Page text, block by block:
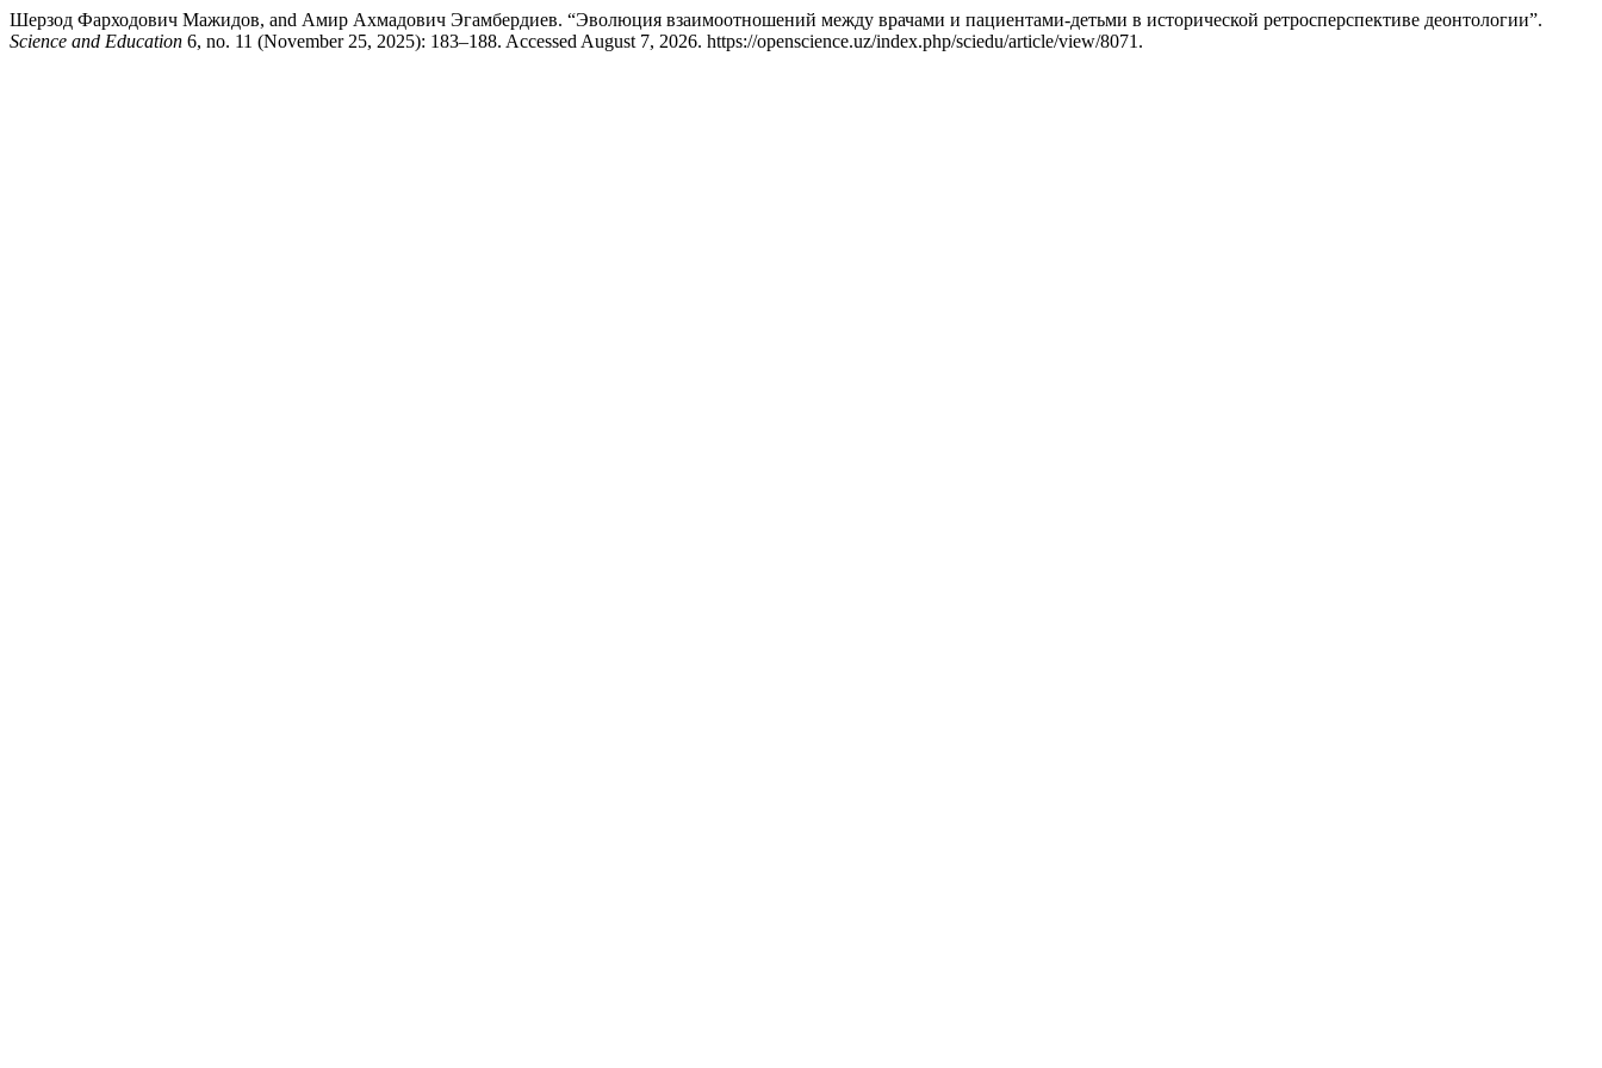
Шерзод Фарходович Мажидов, and Амир Ахмадович Эгамбердиев. “Эволюция взаимоотношений между врачами и пациентами-детьми в исторической ретросперспективе деонтологии”.
Science and Education 6, no. 11 (November 25, 2025): 183–188. Accessed August 7, 2026. https://openscience.uz/index.php/sciedu/article/view/8071.